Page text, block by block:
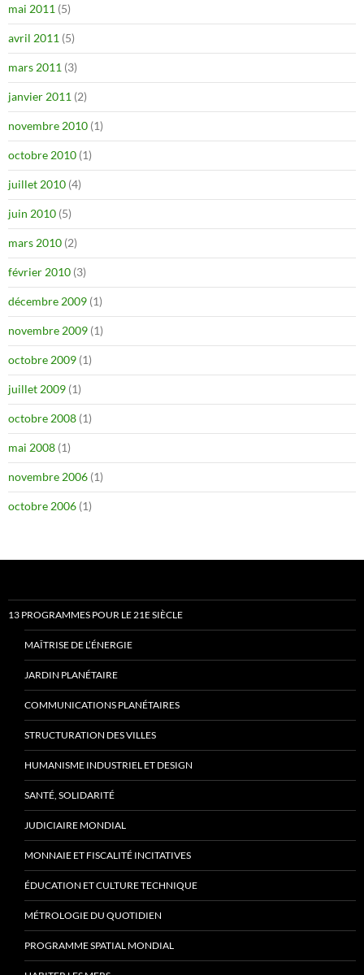
mai 2011 (5)
avril 2011 (5)
mars 2011 (3)
janvier 2011 (2)
novembre 2010 (1)
octobre 2010 (1)
juillet 2010 (4)
juin 2010 (5)
mars 2010 (2)
février 2010 (3)
décembre 2009 (1)
novembre 2009 (1)
octobre 2009 (1)
juillet 2009 (1)
octobre 2008 (1)
mai 2008 (1)
novembre 2006 (1)
octobre 2006 (1)
13 PROGRAMMES POUR LE 21E SIÈCLE
MAÎTRISE DE L’ÉNERGIE
JARDIN PLANÉTAIRE
COMMUNICATIONS PLANÉTAIRES
STRUCTURATION DES VILLES
HUMANISME INDUSTRIEL ET DESIGN
SANTÉ, SOLIDARITÉ
JUDICIAIRE MONDIAL
MONNAIE ET FISCALITÉ INCITATIVES
ÉDUCATION ET CULTURE TECHNIQUE
MÉTROLOGIE DU QUOTIDIEN
PROGRAMME SPATIAL MONDIAL